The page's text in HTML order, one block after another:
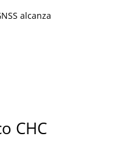
alcanza
CHC